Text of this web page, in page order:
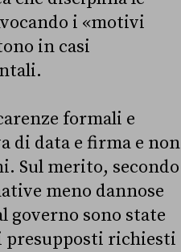
i «motivi
in casi
formali e
di data e firma e non
Sul merito, secondo
meno dannose
governo sono state
richiesti